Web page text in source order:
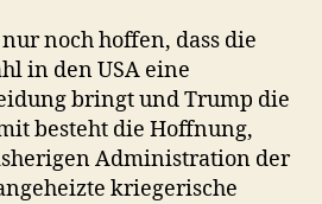
noch hoffen, dass die
in den USA eine
bringt und Trump die
besteht die Hoffnung,
Administration der
kriegerische